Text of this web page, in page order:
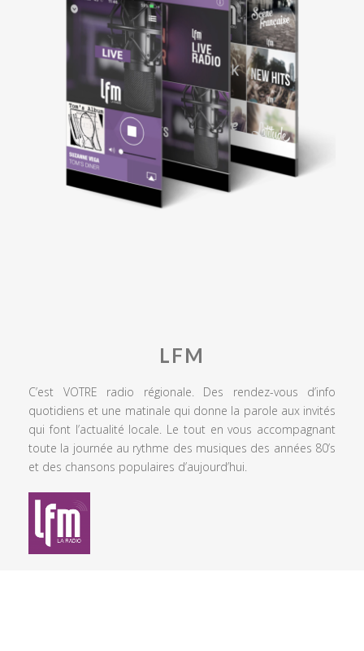
LFM
C’est VOTRE radio régionale. Des rendez-vous d’info
quotidiens et une matinale qui donne la parole aux invités
qui font l’actualité locale. Le tout en vous accompagnant
toute la journée au rythme des musiques des années 80’s
et des chansons populaires d’aujourd’hui.